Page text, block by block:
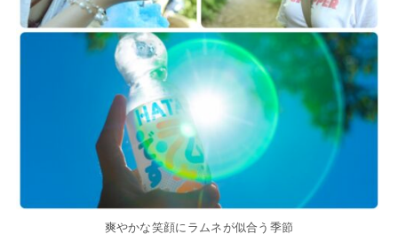
爽やかな笑顔にラムネが似合う季節